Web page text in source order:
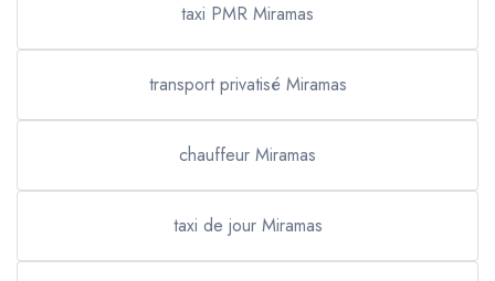
taxi PMR Miramas
transport privatisé Miramas
chauffeur Miramas
taxi de jour Miramas